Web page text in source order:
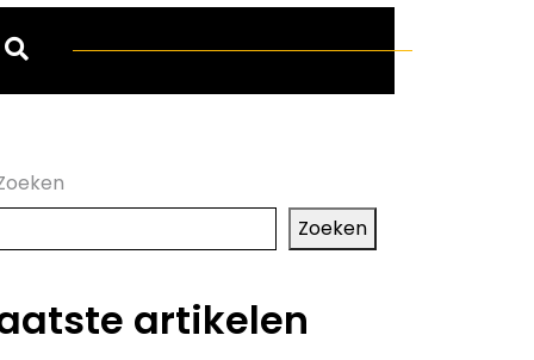
Zoeken
artikelen